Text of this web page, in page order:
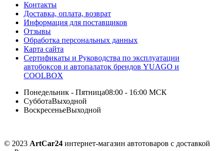
Контакты
Доставка, оплата, возврат
Информация для поставщиков
Отзывы
Обработка персональных данных
Карта сайта
Сертификаты и Руководства по эксплуатации
автобоксов и автопалаток брендов YUAGO и
COOLBOX
Понедельник - Пятница08:00 - 16:00 МСК
СубботаВыходной
ВоскресеньеВыходной
© 2023 ArtCar24 интернет-магазин автотоваров с доставкой